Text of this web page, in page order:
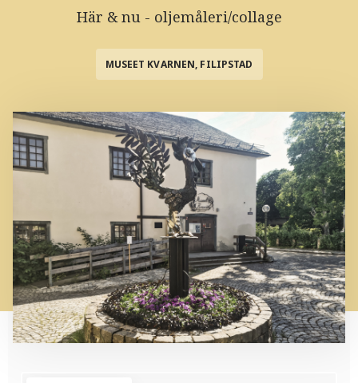
Här & nu - oljemåleri/collage
MUSEET KVARNEN, FILIPSTAD